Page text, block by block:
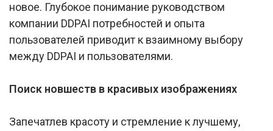
новое. Глубокое понимание руководством
компании DDPAI потребностей и опыта
пользователей приводит к взаимному выбору
между DDPAI и пользователями.
Поиск новшеств в красивых изображениях
Запечатлев красоту и стремление к лучшему,